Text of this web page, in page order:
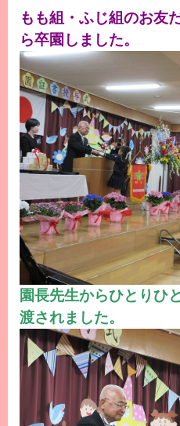
もも組・ふじ組のお友
ら卒園しました。
園長先生からひとりひ
渡されました。